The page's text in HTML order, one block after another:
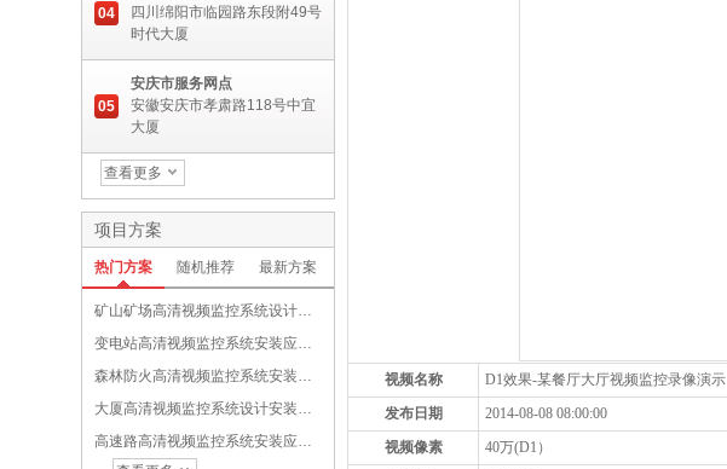
04
四川绵阳市临园路东段附49号
时代大厦
05
安庆市服务网点
安徽安庆市孝肃路118号中宜
大厦
查看更多
项目方案
热门方案 随机推荐 最新方案
矿山矿场高清视频监控系统设计安装应用与功能设备选配方案
变电站高清视频监控系统安装应用与功能设备选配方案
森林防火高清视频监控系统安装应用与功能设备选配方案
大厦高清视频监控系统设计安装应用与功能介绍方案
高速路高清视频监控系统安装应用与功能设备选配方案
视频名称
D1效果-某餐厅大厅视频监控录像演示
发布日期
2014-08-08 08:00:00
视频像素
40万(D1）